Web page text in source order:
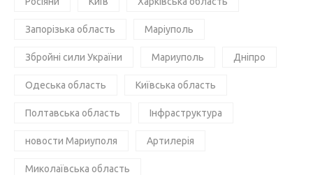
Запорізька область Маріуполь
Збройні сили України Мариуполь Дніпро
Одеська область Київська область
Полтавська область Інфраструктура
новости Мариуполя Артилерія
Миколаївська область